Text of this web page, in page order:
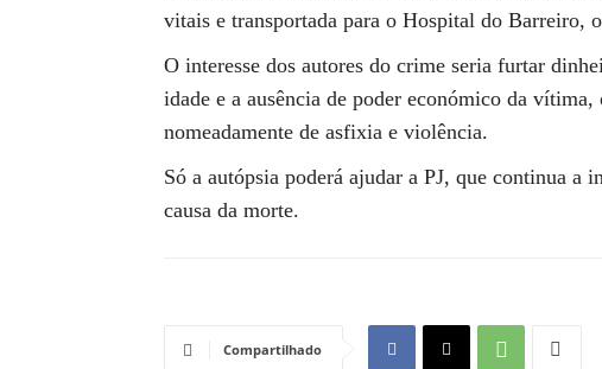
vitais e transportada para o Hospital do Barreiro,
O interesse dos autores do crime seria furtar
idade e a ausência de poder económico da
nomeadamente de asfixia e violência.
Só a autópsia poderá ajudar a PJ, que continua a
causa da morte.
Compartilhado